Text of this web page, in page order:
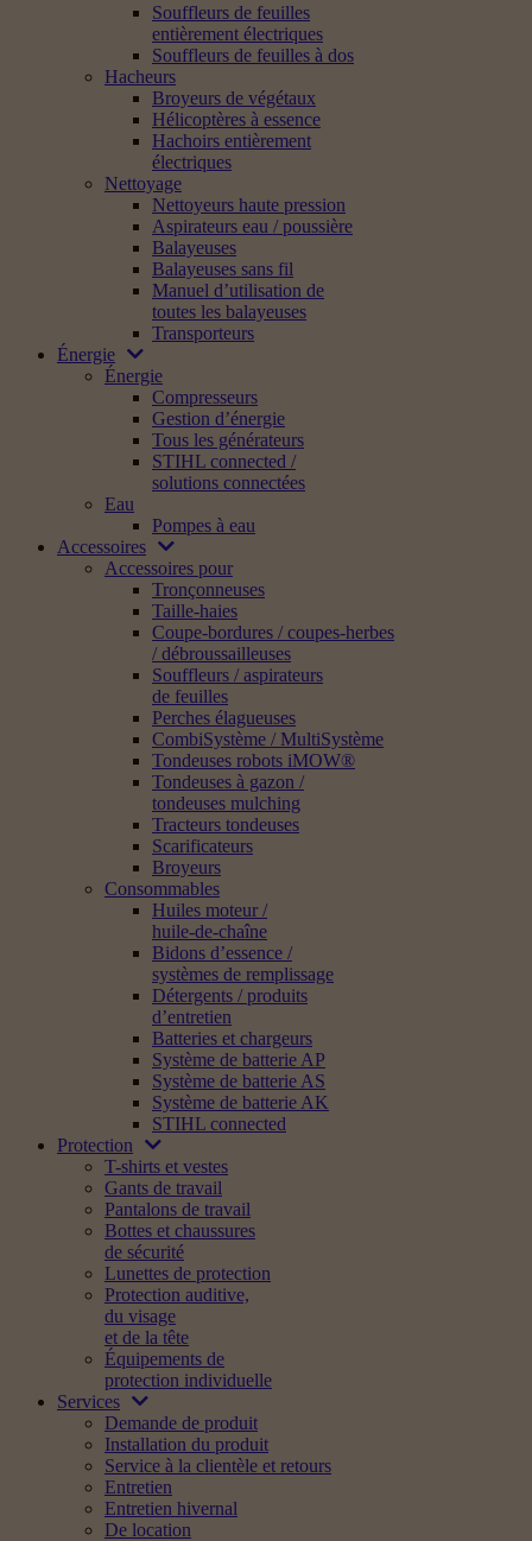
Souffleurs de feuilles
entièrement électriques
Souffleurs de feuilles à dos
Hacheurs
Broyeurs de végétaux
Hélicoptères à essence
Hachoirs entièrement
électriques
Nettoyage
Nettoyeurs haute pression
Aspirateurs eau / poussière
Balayeuses
Balayeuses sans fil
Manuel d’utilisation de
toutes les balayeuses
Transporteurs
Énergie
Énergie
Compresseurs
Gestion d’énergie
Tous les générateurs
STIHL connected /
solutions connectées
Eau
Pompes à eau
Accessoires
Accessoires pour
Tronçonneuses
Taille-haies
Coupe-bordures / coupes-herbes
/ débroussailleuses
Souffleurs / aspirateurs
de feuilles
Perches élagueuses
CombiSystème / MultiSystème
Tondeuses robots iMOW®
Tondeuses à gazon /
tondeuses mulching
Tracteurs tondeuses
Scarificateurs
Broyeurs
Consommables
Huiles moteur /
huile-de-chaîne
Bidons d’essence /
systèmes de remplissage
Détergents / produits
d’entretien
Batteries et chargeurs
Système de batterie AP
Système de batterie AS
Système de batterie AK
STIHL connected
Protection
T-shirts et vestes
Gants de travail
Pantalons de travail
Bottes et chaussures
de sécurité
Lunettes de protection
Protection auditive,
du visage
et de la tête
Équipements de
protection individuelle
Services
Demande de produit
Installation du produit
Service à la clientèle et retours
Entretien
Entretien hivernal
De location